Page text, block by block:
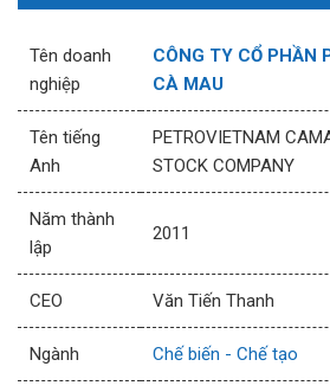
Tên doanh
nghiệp
CÔNG TY CỔ PHẦN
CÀ MAU
Tên tiếng
Anh
PETROVIETNAM
STOCK COMPANY
Năm thành
lập
2011
CEO Văn Tiến Thanh
Ngành Chế biến - Chế tạo